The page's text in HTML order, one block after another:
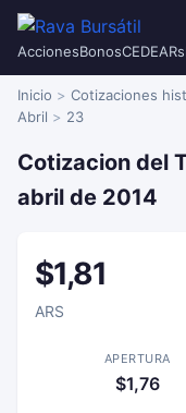
AccionesBonosCEDEARs
Inicio Cotizaciones
Abril
23
Cotizacion del
abril de 2014
$1,81
ARS
APERTURA
$1,76